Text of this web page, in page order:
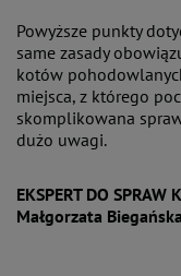
Powyższe punkty
same zasady
kotów
miejsca, z którego
skomplikowana
dużo uwagi.
EKSPERT DO SPRAW
Małgorzata